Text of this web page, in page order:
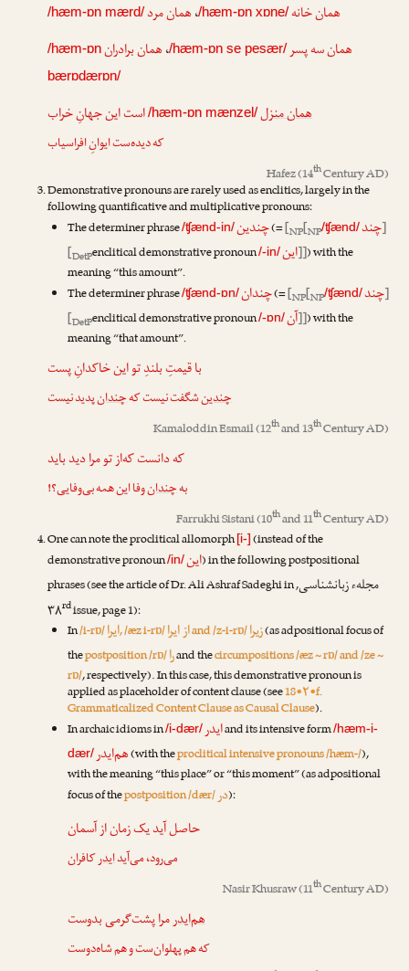
همان خانه/hæm-ɒn xɒne/،همان مرد /hæm-ɒn mærd/
همان سه پسر/hæm-ɒn se pesær/،همان برادران /hæm-ɒn
bærɒdærɒn/
همان منزل/hæm-ɒn mænzel/است این جهانِ خراب
که دیده‌ست ایوانِ افراسیاب
Hafez(14thCentury AD)
Demonstrative pronouns are rarely used as enclitics, largely in the
following quantificative and multiplicative pronouns:
The determiner phrase/ʧænd-in/چندین(=[NP[NP/ʧænd/چند]
[DetPenclitical demonstrative pronoun/-in/این]]) with the
meaning “this amount”.
The determiner phrase/ʧænd-ɒn/چندان(=[NP[NP/ʧænd/چند]
[DetPenclitical demonstrative pronoun/-ɒn/آن]]) with the
meaning “that amount”.
با قیمتِ بلندِ تو این خاکدانِ پست
چندینشگفت نیست کهچندانپدید نیست
Kamaloddin Esmail(12thand 13thCentury AD)
که دانست که‌از تو مرا دید باید
بهچندانوفا این همه بی‌وفایی؟!
Farrukhi Sistani(10thand 11thCentury AD)
One can note the proclitical allomorph[i-](instead of the
demonstrative pronoun/in/این) in the following postpositional
phrases (see the article ofDr. Ali Ashraf Sadeghiinمجلهء زبانشناسی,
۳۸rdissue, page 1):
In/i-rɒ/ایرا, /æz i-rɒ/از ایراand /z-i-rɒ/زیرا(as adpositional focus of
thepostposition /rɒ/راand thecircumpositions /æz ~ rɒ/ and /ze ~
rɒ/, respectively). In this case, this demonstrative pronoun is
applied as placeholder of content clause (see18•۲•f.
Grammaticalized Content Clause as Causal Clause).
In archaic idioms in/i-dær/ایدرand its intensive form/hæm-i-
dær/هم‌ایدر(with theproclitical intensive pronouns /hæm-/),
with the meaning “this place” or “this moment” (as adpositional
focus of thepostposition /dær/در):
حاصل آید یک زمان از آسمان
می‌رود، می‌آیدایدرکافران
Nasir Khusraw(11thCentury AD)
هم‌ایدرمرا پشت‌گرمی بدوست
که هم پهلوان‌ست و هم شاه‌دوست